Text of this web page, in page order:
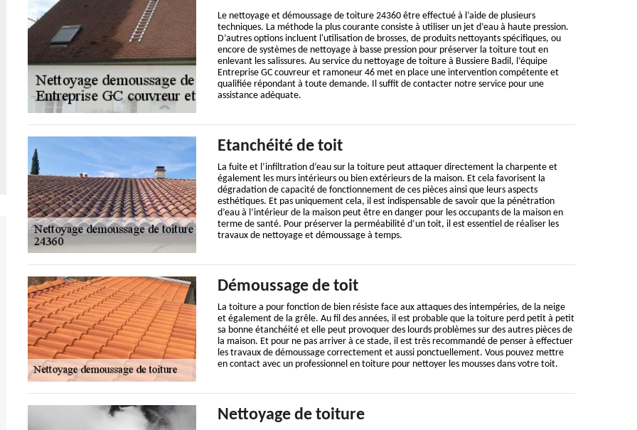
Le nettoyage et démoussage de toiture 24360 être effectué à l’aide de plusieurs
techniques. La méthode la plus courante consiste à utiliser un jet d’eau à haute pression.
D’autres options incluent l'utilisation de brosses, de produits nettoyants spécifiques, ou
encore de systèmes de nettoyage à basse pression pour préserver la toiture tout en
enlevant les salissures. Au service du nettoyage de toiture à Bussiere Badil, l’équipe
Entreprise GC couvreur et ramoneur 46 met en place une intervention compétente et
qualifiée répondant à toute demande. Il suffit de contacter notre service pour une
assistance adéquate.
Etanchéité de toit
La fuite et l’infiltration d’eau sur la toiture peut attaquer directement la charpente et
également les murs intérieurs ou bien extérieurs de la maison. Et cela favorisent la
dégradation de capacité de fonctionnement de ces pièces ainsi que leurs aspects
esthétiques. Et pas uniquement cela, il est indispensable de savoir que la pénétration
d’eau à l’intérieur de la maison peut être en danger pour les occupants de la maison en
terme de santé. Pour préserver la perméabilité d’un toit, il est essentiel de réaliser les
travaux de nettoyage et démoussage à temps.
Démoussage de toit
La toiture a pour fonction de bien résiste face aux attaques des intempéries, de la neige
et également de la grêle. Au fil des années, il est probable que la toiture perd petit à petit
sa bonne étanchéité et elle peut provoquer des lourds problèmes sur des autres pièces de
la maison. Et pour ne pas arriver à ce stade, il est très recommandé de penser à effectuer
les travaux de démoussage correctement et aussi ponctuellement. Vous pouvez mettre
en contact avec un professionnel en toiture pour nettoyer les mousses dans votre toit.
Nettoyage de toiture